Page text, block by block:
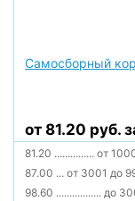
Самосборный
от 81.20 руб.
81.20 ............... от
87.00 ... от 3001 до
98.60 ................. до